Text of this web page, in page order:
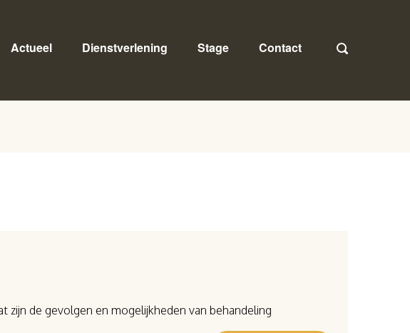
Actueel Dienstverlening Stage Contact
de gevolgen en mogelijkheden van behandeling